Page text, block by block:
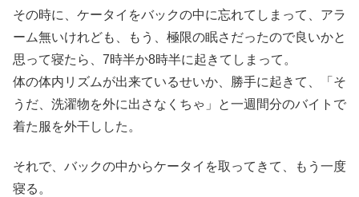
その時に、ケータイをバックの中に忘れてしまって、アラ
ーム無いけれども、もう、極限の眠さだったので良いかと
思って寝たら、7時半か8時半に起きてしまって。
体の体内リズムが出来ているせいか、勝手に起きて、「そ
うだ、洗濯物を外に出さなくちゃ」と一週間分のバイトで
着た服を外干しした。
それで、バックの中からケータイを取ってきて、もう一度
寝る。